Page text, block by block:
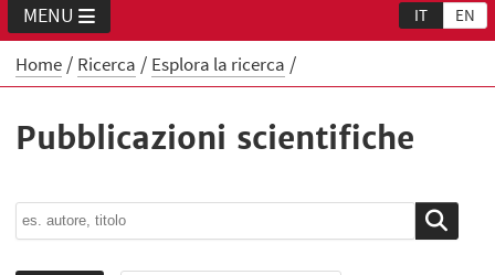
IT EN
MENU
Home Ricerca Esplora la ricerca
Pubblicazioni scientifiche